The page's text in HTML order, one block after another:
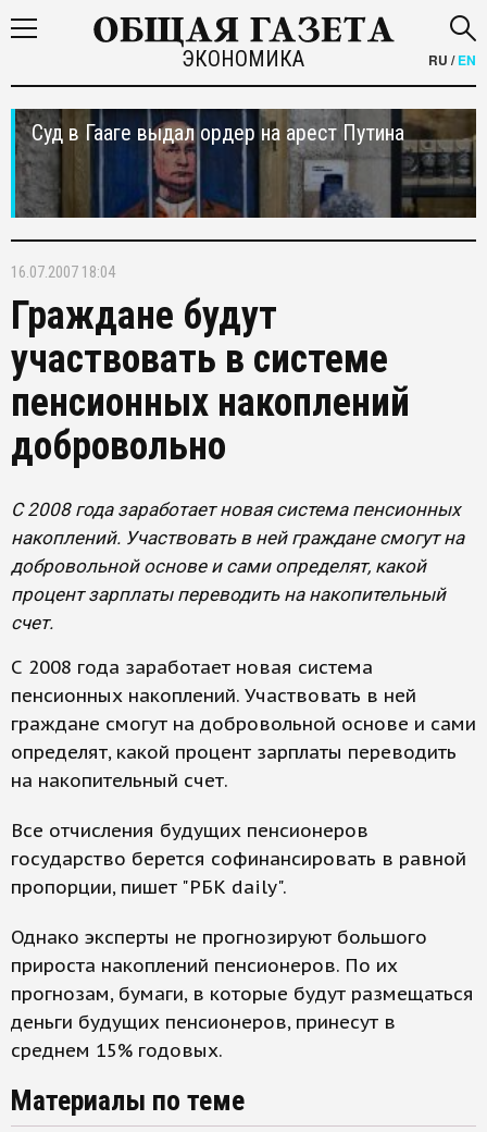
ЭКОНОМИКА RU /EN
Суд в Гааге выдал ордер на арест Путина
16.07.2007 18:04
Граждане будут
участвовать в системе
пенсионных накоплений
добровольно
С 2008 года заработает новая система пенсионных
накоплений. Участвовать в ней граждане смогут на
добровольной основе и сами определят, какой
процент зарплаты переводить на накопительный
счет.
С 2008 года заработает новая система
пенсионных накоплений. Участвовать в ней
граждане смогут на добровольной основе и сами
определят, какой процент зарплаты переводить
на накопительный счет.
Все отчисления будущих пенсионеров
государство берется софинансировать в равной
пропорции, пишет "РБК daily".
Однако эксперты не прогнозируют большого
прироста накоплений пенсионеров. По их
прогнозам, бумаги, в которые будут размещаться
деньги будущих пенсионеров, принесут в
среднем 15% годовых.
Материалы по теме